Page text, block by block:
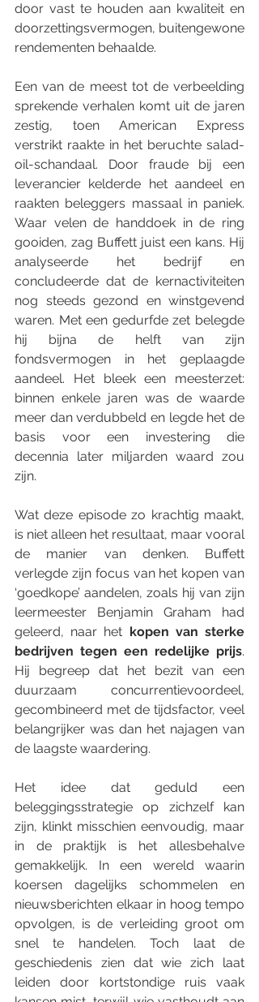
door vast te houden aan kwaliteit en
doorzettingsvermogen, buitengewone
rendementen behaalde.
Een van de meest tot de verbeelding
sprekende verhalen komt uit de jaren
zestig, toen American Express
verstrikt raakte in het beruchte salad-
oil-schandaal. Door fraude bij een
leverancier kelderde het aandeel en
raakten beleggers massaal in paniek.
Waar velen de handdoek in de ring
gooiden, zag Buffett juist een kans. Hij
analyseerde het bedrijf en
concludeerde dat de kernactiviteiten
nog steeds gezond en winstgevend
waren. Met een gedurfde zet belegde
hij bijna de helft van zijn
fondsvermogen in het geplaagde
aandeel. Het bleek een meesterzet:
binnen enkele jaren was de waarde
meer dan verdubbeld en legde het de
basis voor een investering die
decennia later miljarden waard zou
zijn.
Wat deze episode zo krachtig maakt,
is niet alleen het resultaat, maar vooral
de manier van denken. Buffett
verlegde zijn focus van het kopen van
‘goedkope’ aandelen, zoals hij van zijn
leermeester Benjamin Graham had
geleerd, naar het kopen van sterke
bedrijven tegen een redelijke prijs.
Hij begreep dat het bezit van een
duurzaam concurrentievoordeel,
gecombineerd met de tijdsfactor, veel
belangrijker was dan het najagen van
de laagste waardering.
Het idee dat geduld een
beleggingsstrategie op zichzelf kan
zijn, klinkt misschien eenvoudig, maar
in de praktijk is het allesbehalve
gemakkelijk. In een wereld waarin
koersen dagelijks schommelen en
nieuwsberichten elkaar in hoog tempo
opvolgen, is de verleiding groot om
snel te handelen. Toch laat de
geschiedenis zien dat wie zich laat
leiden door kortstondige ruis vaak